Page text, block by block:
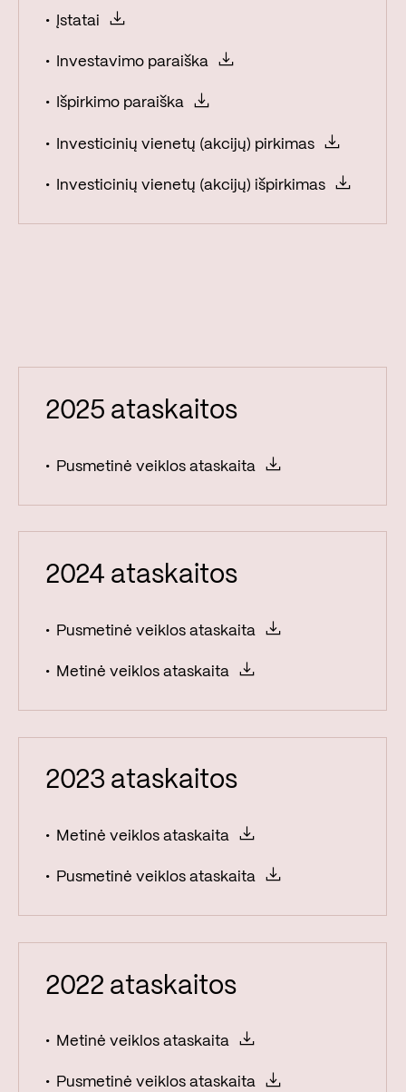
Įstatai
Investavimo paraiška
Išpirkimo paraiška
In­ves­ti­ci­nių vie­ne­tų (ak­ci­jų) pir­ki­mas
In­ves­ti­ci­nių vie­ne­tų (ak­ci­jų) iš­pir­ki­mas
Fondo ataskaitos Mėnesinės fondo ataskaitos
2025 ataskaitos
Pusmetinė veiklos ataskaita
2024 ataskaitos
Pusmetinė veiklos ataskaita
Metinė veiklos ataskaita
2023 ataskaitos
Metinė veiklos ataskaita
Pusmetinė veiklos ataskaita
2022 ataskaitos
Metinė veiklos ataskaita
Pusmetinė veiklos ataskaita